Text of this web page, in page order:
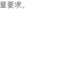
要求。